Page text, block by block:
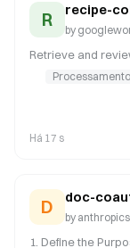
R recipe-
by
Retrieve and
Há 17 s
D doc-
by anthropics
1. Define the Purpose and